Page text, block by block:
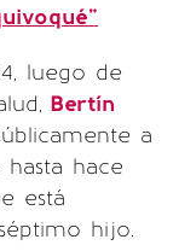
luego de
Bertín
a
hasta hace
está
hijo.